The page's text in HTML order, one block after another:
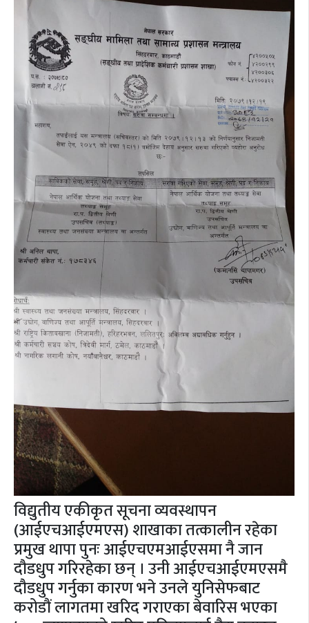
विद्युतीय एकीकृत सूचना व्यवस्थापन
(आईएचआईएमएस) शाखाका तत्कालीन रहेका
प्रमुख थापा पुनः आईएचएमआईएसमा नै जान
दौडधुप गरिरहेका छन् । उनी आईएचआईएमएसमै
दौडधुप गर्नुका कारण भने उनले युनिसेफबाट
करोडौं लागतमा खरिद गराएका बेवारिस भएका